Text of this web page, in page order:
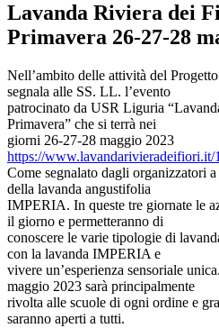
Lavanda Riviera dei
Primavera 26-27-28
Nell’ambito delle attività del
segnala alle SS. LL. l’evento
patrocinato da USR Liguria
Primavera” che si terrà nei
giorni 26-27-28 maggio 2023
https://www.lavandarivieradeifiori.it/
Come segnalato dagli organizzatori
della lavanda angustifolia
IMPERIA. In queste tre giornate le
il giorno e permetteranno di
conoscere le varie tipologie di
con la lavanda IMPERIA e
vivere un’esperienza sensoriale
maggio 2023 sarà principalmente
rivolta alle scuole di ogni ordine e
saranno aperti a tutti.